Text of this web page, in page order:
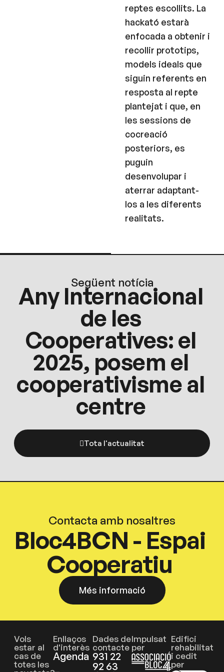
reptes escollits. La
hackató estarà
enfocada a obtenir i
recollir prototips,
models ideals que
siguin referents en
resposta al repte
plantejat i que, en
les sessions de
cocreació
posteriors, es
puguin
desenvolupar i
aterrar adaptant-
los a les diferents
realitats.
Següent notícia
Any Internacional
de les
Cooperatives: el
2025, posem el
cooperativisme al
centre
Tota l'actualitat
Contacta amb nosaltres
Bloc4BCN - Espai
Cooperatiu
Més informació
Vols
estar al
cas de
totes les
Enllaços
d'interès
Agenda
Dades de
contacte
931 22
92 63
Impulsat
per
Edifici
rehabilitat
i cedit
per